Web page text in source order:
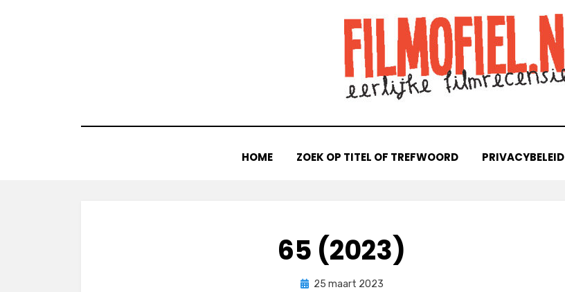
HOME ZOEK OP TITEL OF TREFWOORD PRIVACYBELEID
65 (2023)
doorFilmofiel.nl
Geplaatst
25 maart 2023